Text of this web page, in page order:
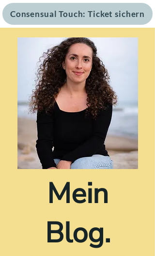
Consensual Touch: Ticket sichern
Mein
Blog.